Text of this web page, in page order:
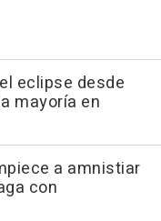
eclipse desde
mayoría en
a amnistiar
con